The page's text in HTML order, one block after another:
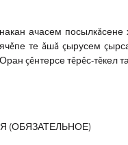
ачасем
те ăшă çырусем
çĕнтерсе тĕрĕс-тĕкел
(ОБЯЗАТЕЛЬНОЕ)